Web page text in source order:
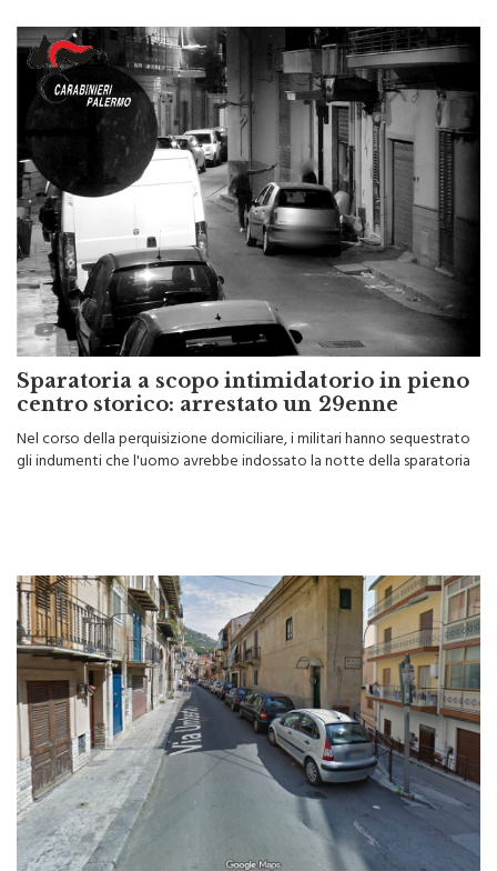
Sparatoria a scopo intimidatorio in pieno
centro storico: arrestato un 29enne
Nel corso della perquisizione domiciliare, i militari hanno sequestrato